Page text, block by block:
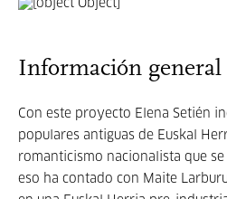
Información general
Con este proyecto Elena Setién
populares antiguas de Euskal
romanticismo nacionalista que
eso ha contado con Maite